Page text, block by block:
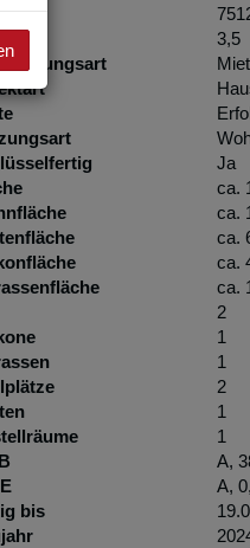
3,5
Ja
ca.
ca.
ca.
ca.
ca.
2
1
1
2
1
1
A,
A,
bis